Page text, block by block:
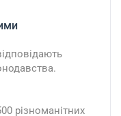
різноманітних